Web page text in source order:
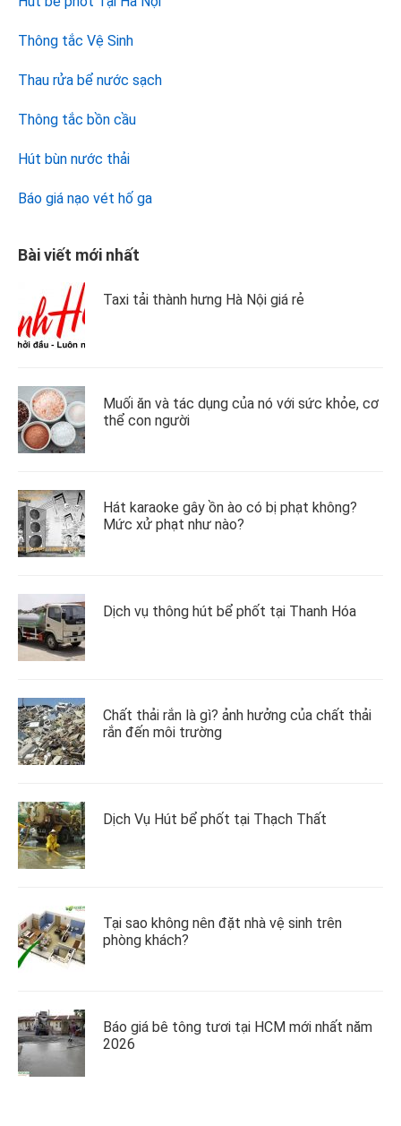
Thông tắc Vệ Sinh
Thau rửa bể nước sạch
Thông tắc bồn cầu
Hút bùn nước thải
Báo giá nạo vét hố ga
Bài viết mới nhất
Taxi tải thành hưng Hà Nội giá rẻ
Muối ăn và tác dụng của nó với sức khỏe, cơ
thể con người
Hát karaoke gây ồn ào có bị phạt không?
Mức xử phạt như nào?
Dịch vụ thông hút bể phốt tại Thanh Hóa
Chất thải rắn là gì? ảnh hưởng của chất thải
rắn đến môi trường
Dịch Vụ Hút bể phốt tại Thạch Thất
Tại sao không nên đặt nhà vệ sinh trên
phòng khách?
Báo giá bê tông tươi tại HCM mới nhất năm
2026